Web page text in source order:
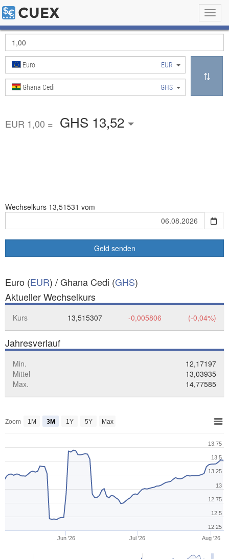
Euro EUR
Ghana Cedi GHS
EUR 1,00 = GHS 13,52
Wechselkurs 13,51531 vom
Geld senden
Euro (EUR) / Ghana Cedi (GHS)
Aktueller Wechselkurs
Kurs 13,515307 -0,005806 (-0,04%)
Jahresverlauf
Min.
12,17197
Mittel
13,03935
Max.
14,77585
Jun '26 Jul '26 Aug '26
Zoom 1M 3M 1Y 5Y Max
12.25
12.5
12.75
13
13.25
13.5
13.75